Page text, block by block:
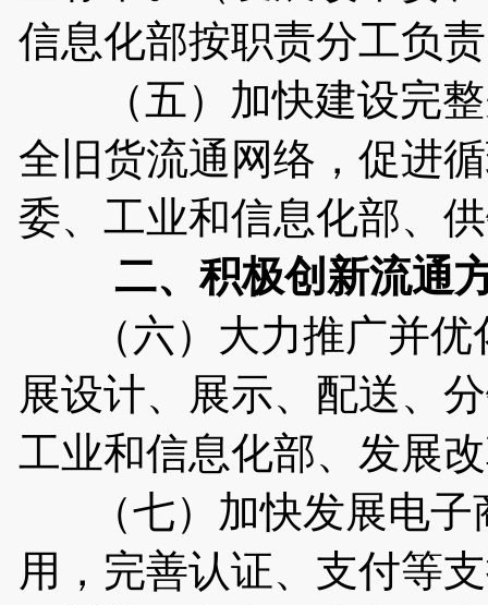
信息化部按职责分工负
（五）加快建设完整
全旧货流通网络，促进
委、工业和信息化部、
二、积极创新流通
（六）大力推广并优
展设计、展示、配送、
工业和信息化部、发展
（七）加快发展电子
用，完善认证、支付等